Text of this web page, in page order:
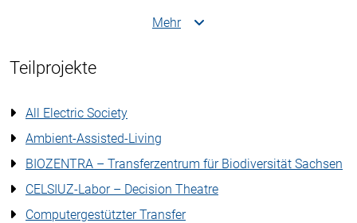
Mehr
Teilprojekte
All Electric Society
Ambient-Assisted-Living
BIOZENTRA – Transferzentrum für Biodiversität Sachsen
CELSIUZ-Labor – Decision Theatre
Computergestützter Transfer